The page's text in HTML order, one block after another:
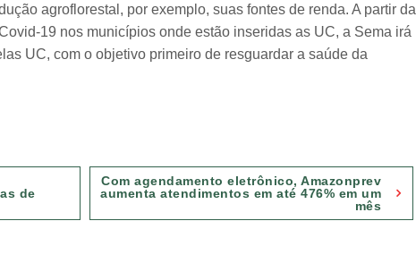
agroflorestal, por exemplo, suas fontes de renda. A partir da
19 nos municípios onde estão inseridas as UC, a Sema irá
UC, com o objetivo primeiro de resguardar a saúde da
de
Com agendamento eletrônico, Amazonprev
aumenta atendimentos em até 476% em um
mês